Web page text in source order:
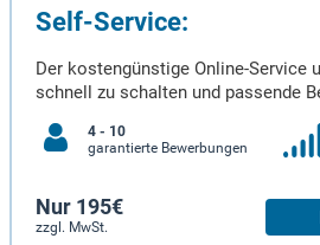
Self-Service:
Der kostengünstige Online-Service
schnell zu schalten und passende
4 - 10
garantierte Bewerbungen
Nur 195€
zzgl. MwSt.